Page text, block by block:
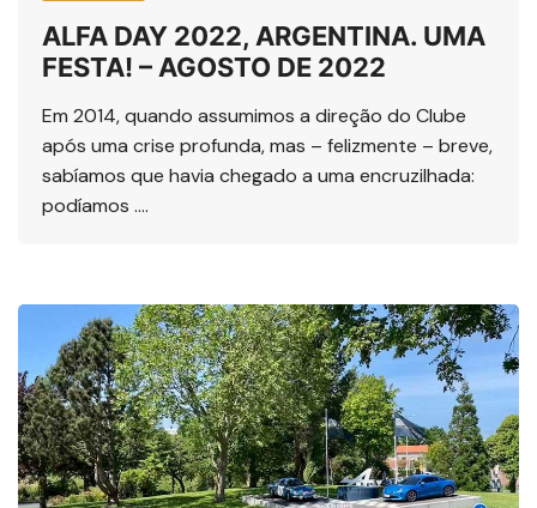
ALFA DAY 2022, ARGENTINA. UMA
FESTA! – AGOSTO DE 2022
Em 2014, quando assumimos a direção do Clube
após uma crise profunda, mas – felizmente – breve,
sabíamos que havia chegado a uma encruzilhada:
podíamos ….